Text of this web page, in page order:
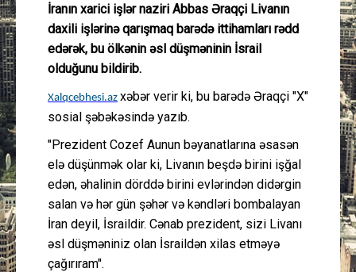
Gündəm
Əlaqə
İranın xarici işlər naziri Abbas Əraqçi Livanın
daxili işlərinə qarışmaq barədə ittihamları rədd
edərək, bu ölkənin əsl düşməninin İsrail
olduğunu bildirib.
Xalqcebhesi.az xəbər verir ki, bu barədə Əraqçi "X"
sosial şəbəkəsində yazıb.
"Prezident Cozef Aunun bəyanatlarına əsasən
elə düşünmək olar ki, Livanın beşdə birini işğal
edən, əhalinin dörddə birini evlərindən didərgin
salan və hər gün şəhər və kəndləri bombalayan
İran deyil, İsraildir. Cənab prezident, sizi Livanı
əsl düşməniniz olan İsraildən xilas etməyə
çağırıram".